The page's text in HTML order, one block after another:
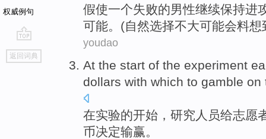
权威例句
go
top
返回词典
假使一个失败的男性继续保持进
可能。(自然选择不大可能会料想
youdao
At the start of the experiment
dollars with which to gamble
在实验的开始 ，研究人员给志愿
币决定输赢。